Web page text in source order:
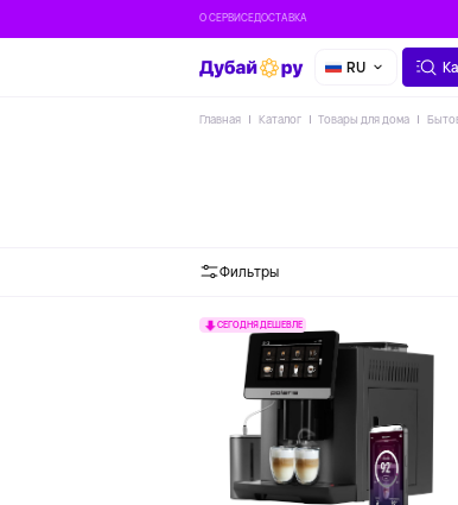
О СЕРВИСЕДОСТАВКА
RU
Главная Каталог Товары для дома
Фильтры
СЕГОДНЯ ДЕШЕВЛЕ